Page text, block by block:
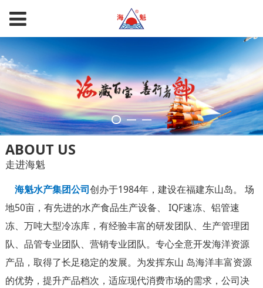
ABOUT US
走进海魁
海魁水产集团公司创办于1984年，建设在福建东山岛。 场
地50亩，有先进的水产食品生产设备、 IQF速冻、铝管速
冻、万吨大型冷冻库，有经验丰富的研发团队、生产管理团
队、品管专业团队、营销专业团队。专心全意开发海洋资源
产品，取得了长足稳定的发展。为发挥东山 岛海洋丰富资源
的优势，提升产品档次，适应现代消费市场的需求，公司决